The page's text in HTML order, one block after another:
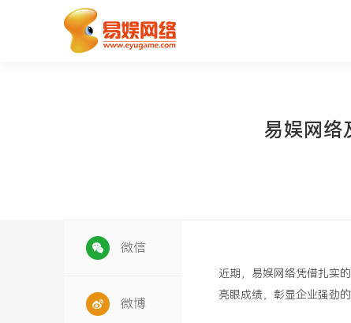
易娱网络
微信
微博
近期，易娱网络凭借扎实
亮眼成绩，彰显企业强劲的